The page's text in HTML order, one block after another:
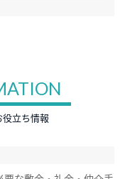
立ち情報